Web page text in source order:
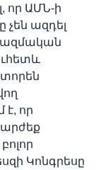
որ ԱՄՆ-ի
չեն ազդել
է, որ
Կոնգրեսը